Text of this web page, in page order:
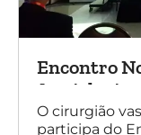
Encontro
Angiologia
O cirurgião
participa do